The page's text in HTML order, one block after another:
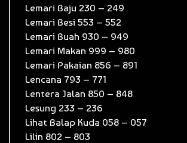
Lemari Baju 230 – 249
Lemari Besi 553 – 552
Lemari Buah 930 – 949
Lemari Makan 999 – 980
Lemari Pakaian 856 – 891
Lencana 793 – 771
Lentera Jalan 850 – 848
Lesung 233 – 236
Lihat Balap Kuda 058 – 057
Lilin 802 – 803